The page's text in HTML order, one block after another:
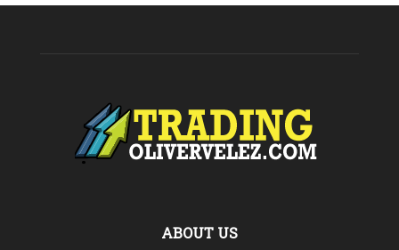
ABOUT US